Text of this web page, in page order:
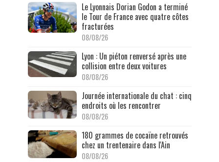
Le Lyonnais Dorian Godon a terminé
le Tour de France avec quatre côtes
fracturées
08/08/26
Lyon : Un piéton renversé après une
collision entre deux voitures
08/08/26
Journée internationale du chat : cinq
endroits où les rencontrer
08/08/26
180 grammes de cocaïne retrouvés
chez un trentenaire dans l'Ain
08/08/26